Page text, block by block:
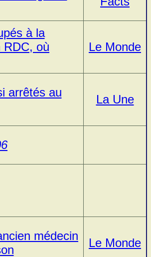
à la
RDC, où
Le Monde
arrêtés au
La Une
médecin
Le Monde